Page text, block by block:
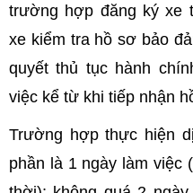
trường hợp đăng ký xe
xe kiểm tra hồ sơ bảo
quyết thủ tục hành
việc kể từ khi tiếp nhận
Trường hợp thực hiện
phần là 1 ngày làm việc